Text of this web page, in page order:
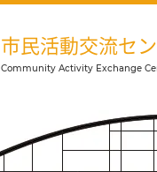
市民活動交流セ